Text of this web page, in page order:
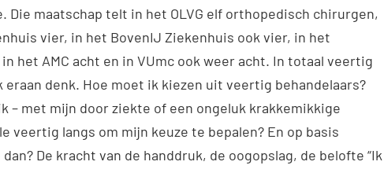
Die maatschap telt in het OLVG elf orthopedisch chirurgen,
vier, in het BovenIJ Ziekenhuis ook vier, in het
het AMC acht en in VUmc ook weer acht. In totaal veertig
eraan denk. Hoe moet ik kiezen uit veertig behandelaars?
– met mijn door ziekte of een ongeluk krakkemikkige
veertig langs om mijn keuze te bepalen? En op basis
De kracht van de handdruk, de oogopslag, de belofte “Ik